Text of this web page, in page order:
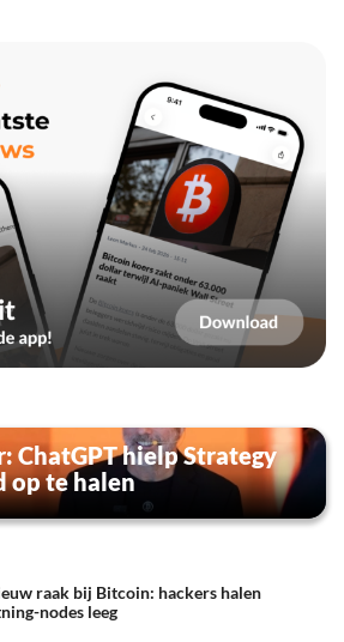
ChatGPT hielp Strategy
op te halen
raak bij Bitcoin: hackers halen
nodes leeg